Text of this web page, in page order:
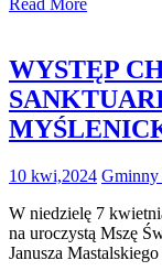
WYSTĘP
10 kwi,2024
W niedzielę 7
na uroczystą Mszę
Janusza